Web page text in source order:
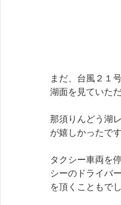
まだ、台風２１
湖面を見ていた
那須りんどう湖
が嬉しかったです
タクシー車両を
シーのドライバ
を頂くこともで